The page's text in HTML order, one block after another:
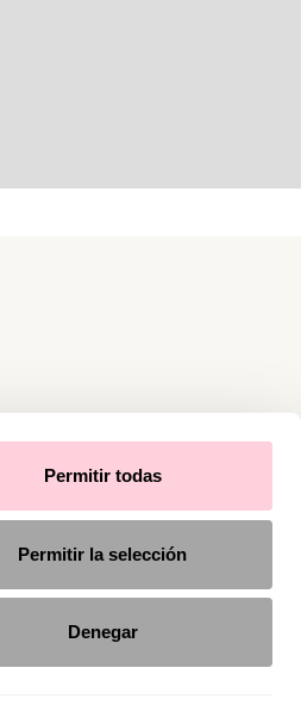
Permitir todas
Permitir la selección
Denegar